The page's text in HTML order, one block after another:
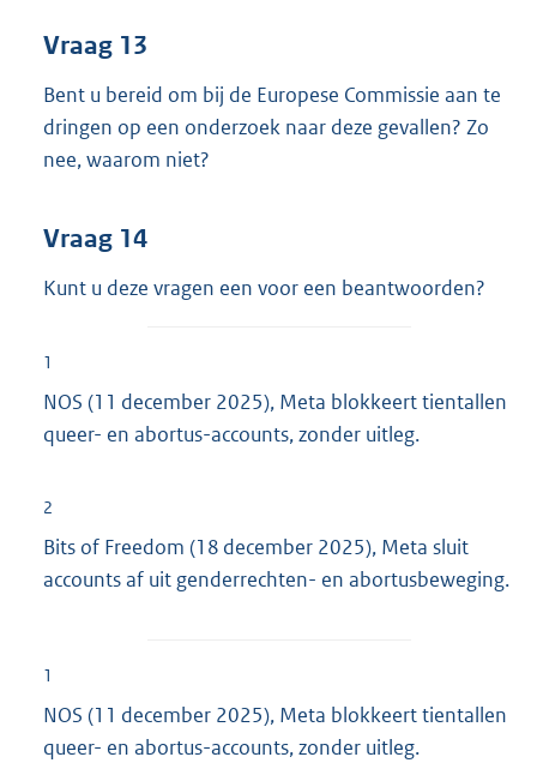
Vraag 13
Bent u bereid om bij de Europese Commissie aan te
dringen op een onderzoek naar deze gevallen? Zo
nee, waarom niet?
Vraag 14
Kunt u deze vragen een voor een beantwoorden?
1
NOS (11 december 2025), Meta blokkeert tientallen
queer- en abortus-accounts, zonder uitleg.
2
Bits of Freedom (18 december 2025), Meta sluit
accounts af uit genderrechten- en abortusbeweging.
1
NOS (11 december 2025), Meta blokkeert tientallen
queer- en abortus-accounts, zonder uitleg.